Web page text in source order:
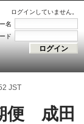
ログインしていません。
名
ド
JST
便 成田